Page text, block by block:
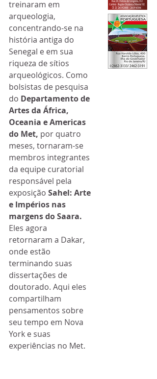
treinaram em
arqueologia,
concentrando-se na
história antiga do
Senegal e em sua
riqueza de sítios
arqueológicos. Como
bolsistas de pesquisa
do Departamento de
Artes da África,
Oceania e Americas
do Met, por quatro
meses, tornaram-se
membros integrantes
da equipe curatorial
responsável pela
exposição Sahel: Arte
e Impérios nas
margens do Saara.
Eles agora
retornaram a Dakar,
onde estão
terminando suas
dissertações de
doutorado. Aqui eles
compartilham
pensamentos sobre
seu tempo em Nova
York e suas
experiências no Met.